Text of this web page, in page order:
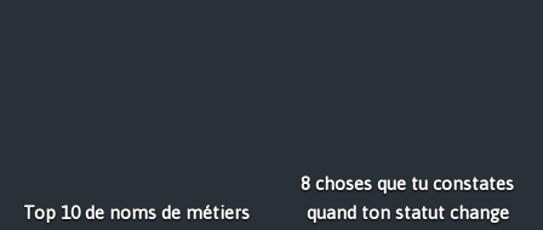
Top 10 de noms de métiers
8 choses que tu constates
quand ton statut change